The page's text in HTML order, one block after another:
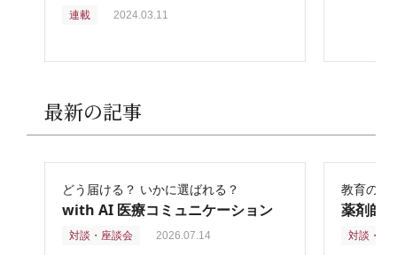
連載 2024.03.11
最新の記事
どう届ける？ いかに選ばれる？
with AI 医療コミュニケーション
対談・座談会 2026.07.14
教育の再
薬剤師
対談・座